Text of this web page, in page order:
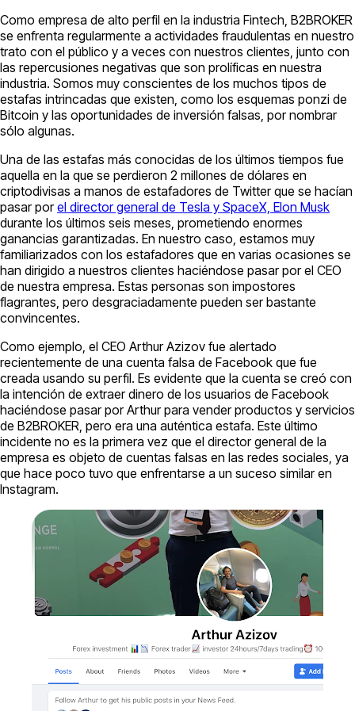
Como empresa de alto perfil en la industria Fintech, B2BROKER
se enfrenta regularmente a actividades fraudulentas en nuestro
trato con el público y a veces con nuestros clientes, junto con
las repercusiones negativas que son prolíficas en nuestra
industria. Somos muy conscientes de los muchos tipos de
estafas intrincadas que existen, como los esquemas ponzi de
Bitcoin y las oportunidades de inversión falsas, por nombrar
sólo algunas.
Una de las estafas más conocidas de los últimos tiempos fue
aquella en la que se perdieron 2 millones de dólares en
criptodivisas a manos de estafadores de Twitter que se hacían
pasar porel director general de Tesla y SpaceX, Elon Musk
durante los últimos seis meses, prometiendo enormes
ganancias garantizadas. En nuestro caso, estamos muy
familiarizados con los estafadores que en varias ocasiones se
han dirigido a nuestros clientes haciéndose pasar por el CEO
de nuestra empresa. Estas personas son impostores
flagrantes, pero desgraciadamente pueden ser bastante
convincentes.
Como ejemplo, el CEO Arthur Azizov fue alertado
recientemente de una cuenta falsa de Facebook que fue
creada usando su perfil. Es evidente que la cuenta se creó con
la intención de extraer dinero de los usuarios de Facebook
haciéndose pasar por Arthur para vender productos y servicios
de B2BROKER, pero era una auténtica estafa. Este último
incidente no es la primera vez que el director general de la
empresa es objeto de cuentas falsas en las redes sociales, ya
que hace poco tuvo que enfrentarse a un suceso similar en
Instagram.